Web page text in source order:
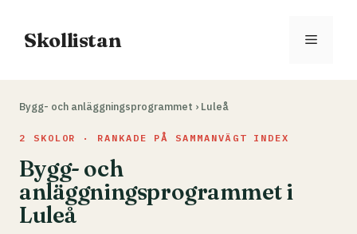
innehåll
Skollistan Meny
Bygg- och anläggningsprogrammet › Luleå
2 SKOLOR · RANKADE PÅ SAMMANVÄGT INDEX
Bygg- och
anläggningsprogrammet i
Luleå